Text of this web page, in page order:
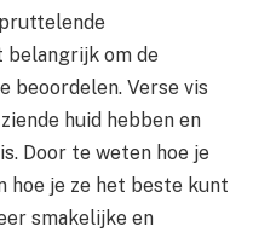
belangrijk om de
beoordelen. Verse vis
huid hebben en
Door te weten hoe je
hoe je ze het beste kunt
smakelijke en